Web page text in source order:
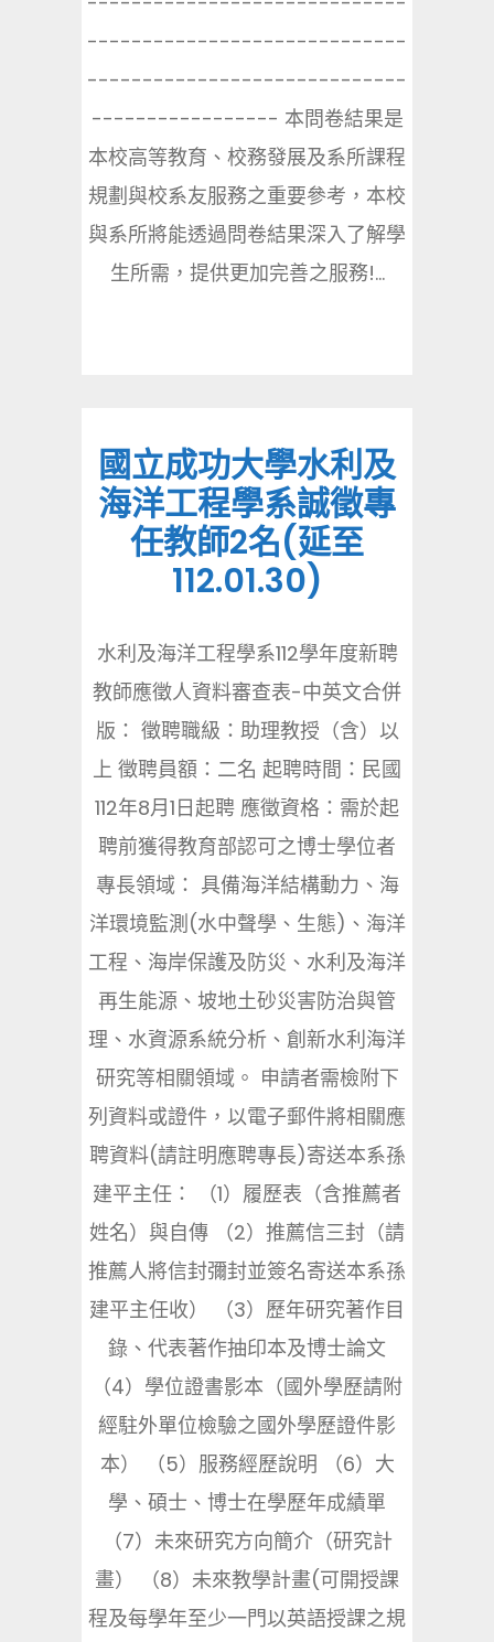
-----------------------------
-----------------------------
----------------- 本問卷結果是
本校高等教育、校務發展及系所課程
規劃與校系友服務之重要參考，本校
與系所將能透過問卷結果深入了解學
生所需，提供更加完善之服務!...
國立成功大學水利及
海洋工程學系誠徵專
任教師2名(延至
112.01.30)
水利及海洋工程學系112學年度新聘
教師應徵人資料審查表-中英文合併
版： 徵聘職級：助理教授（含）以
上 徵聘員額：二名 起聘時間：民國
112年8月1日起聘 應徵資格：需於起
聘前獲得教育部認可之博士學位者
專長領域： 具備海洋結構動力、海
洋環境監測(水中聲學、生態)、海洋
工程、海岸保護及防災、水利及海洋
再生能源、坡地土砂災害防治與管
理、水資源系統分析、創新水利海洋
研究等相關領域。 申請者需檢附下
列資料或證件，以電子郵件將相關應
聘資料(請註明應聘專長)寄送本系孫
建平主任： （1）履歷表（含推薦者
姓名）與自傳 （2）推薦信三封（請
推薦人將信封彌封並簽名寄送本系孫
建平主任收） （3）歷年研究著作目
錄、代表著作抽印本及博士論文
（4）學位證書影本（國外學歷請附
經駐外單位檢驗之國外學歷證件影
本） （5）服務經歷說明 （6）大
學、碩士、博士在學歷年成績單
（7）未來研究方向簡介（研究計
畫） （8）未來教學計畫(可開授課
程及每學年至少一門以英語授課之規